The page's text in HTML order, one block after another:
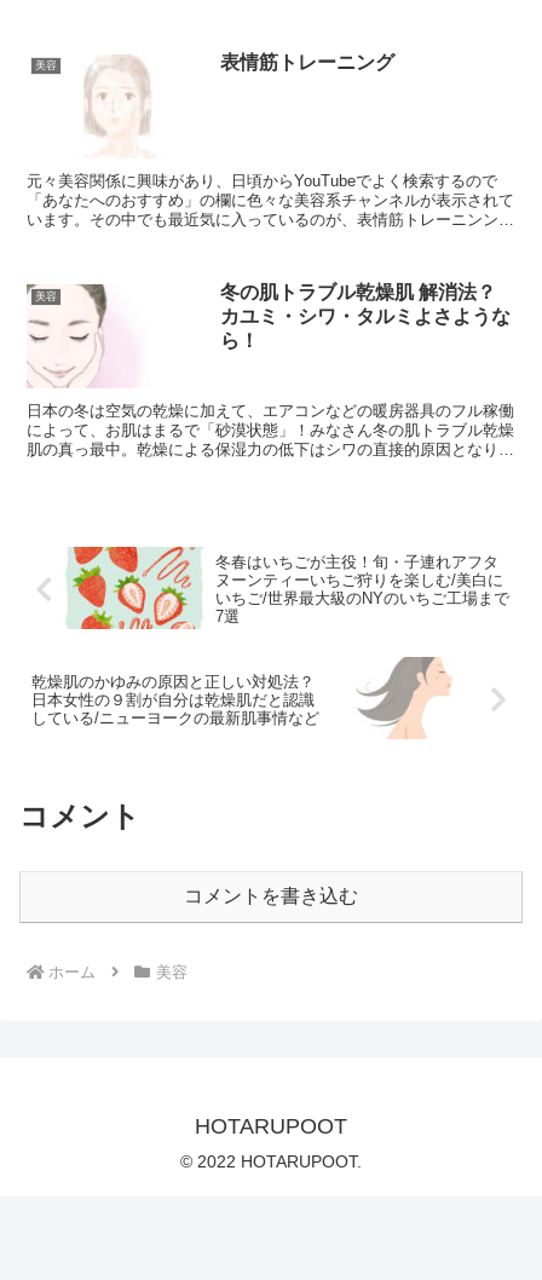
美容 表情筋トレーニング
元々美容関係に興味があり、日頃からYouTubeでよく検索するので
「あなたへのおすすめ」の欄に色々な美容系チャンネルが表示されて
います。その中でも最近気に入っているのが、表情筋トレーニンング
美容
冬の肌トラブル乾燥肌 解消法？
カユミ・シワ・タルミよさような
ら！
日本の冬は空気の乾燥に加えて、エアコンなどの暖房器具のフル稼働
によって、お肌はまるで「砂漠状態」！みなさん冬の肌トラブル乾燥
肌の真っ最中。乾燥による保湿力の低下はシワの直接的原因となり、
冬春はいちごが主役！旬・子連れアフタ
ヌーンティーいちご狩りを楽しむ/美白に
いちご/世界最大級のNYのいちご工場まで
7選
乾燥肌のかゆみの原因と正しい対処法？
日本女性の９割が自分は乾燥肌だと認識
している/ニューヨークの最新肌事情など
コメント
コメントを書き込む
ホーム 美容
HOTARUPOOT
© 2022 HOTARUPOOT.